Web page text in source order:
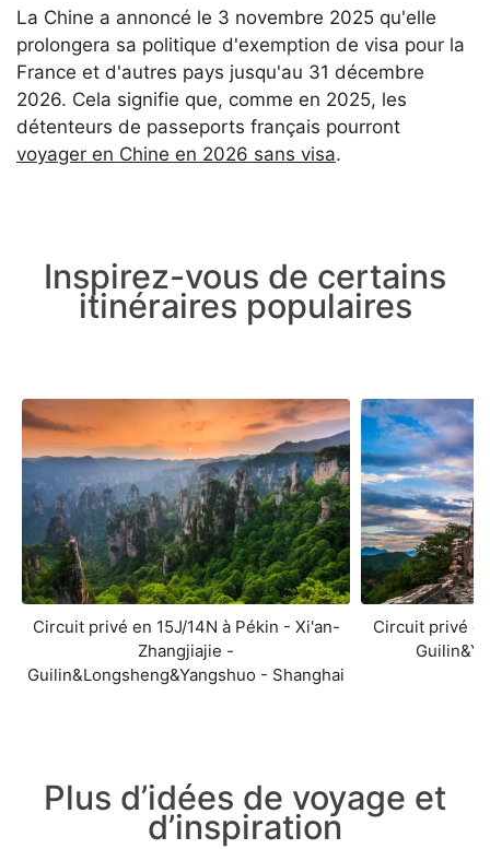
La Chine a annoncé le 3 novembre 2025 qu'elle
prolongera sa politique d'exemption de visa pour la
France et d'autres pays jusqu'au 31 décembre
2026. Cela signifie que, comme en 2025, les
détenteurs de passeports français pourront
voyager en Chine en 2026 sans visa.
Inspirez-vous de certains
itinéraires populaires
Circuit privé en 15J/14N à Pékin - Xi'an-
Zhangjiajie -
Guilin&Longsheng&Yangshuo - Shanghai
Circuit privé
Plus d’idées de voyage et
d’inspiration